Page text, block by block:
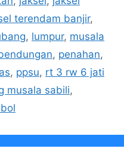
terendam banjir,
, lumpur, musala
, penahan,
, ppsu, rt 3 rw 6 jati
musala sabili,